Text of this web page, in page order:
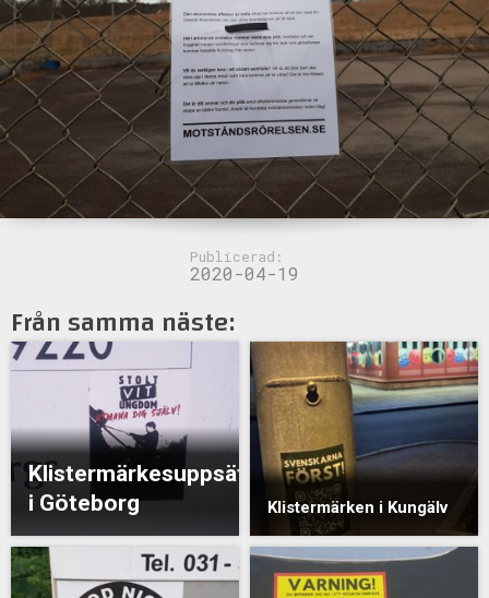
Publicerad:
2020-04-19
Från samma näste:
Klistermärkesuppsättning
i Göteborg
Klistermärken i Kungälv